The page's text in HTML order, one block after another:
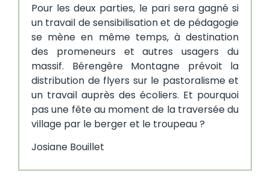
Pour les deux parties, le pari sera gagné si
un travail de sensibilisation et de pédagogie
se mène en même temps, à destination
des promeneurs et autres usagers du
massif. Bérengère Montagne prévoit la
distribution de flyers sur le pastoralisme et
un travail auprès des écoliers. Et pourquoi
pas une fête au moment de la traversée du
village par le berger et le troupeau ?
Josiane Bouillet